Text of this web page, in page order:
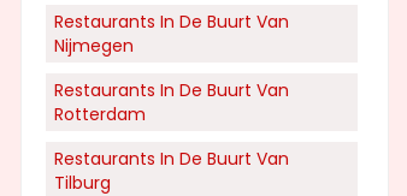
Restaurants In De Buurt Van
Nijmegen
Restaurants In De Buurt Van
Rotterdam
Restaurants In De Buurt Van
Tilburg